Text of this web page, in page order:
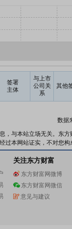
签署
主体
与上市
公司关
系
其他
数据
，与本站立场无关。东
过本网站证实，不对您
关注东方财富
东方财富网微博
东方财富网微信
意见与建议